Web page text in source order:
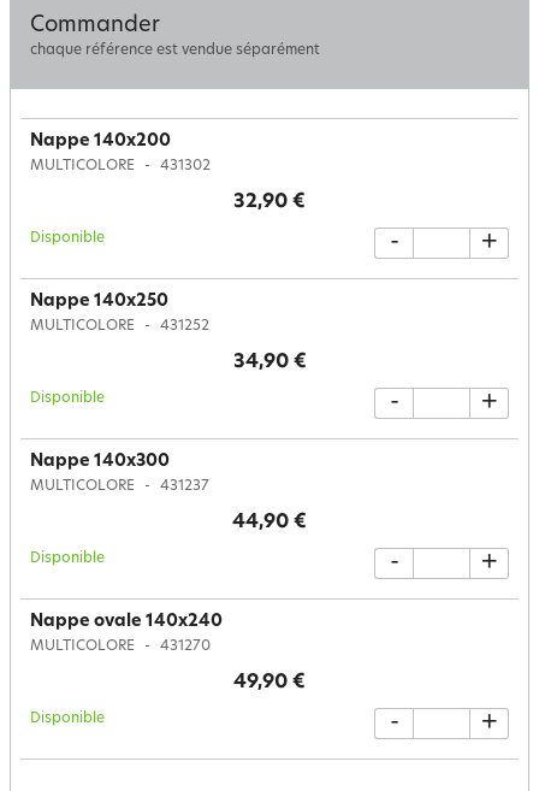
Commander
chaque référence est vendue séparément
Nappe 140x200
MULTICOLORE 431302
32,90 €
Disponible - +
Nappe 140x250
MULTICOLORE 431252
34,90 €
Disponible - +
Nappe 140x300
MULTICOLORE 431237
44,90 €
Disponible - +
Nappe ovale 140x240
MULTICOLORE 431270
49,90 €
Disponible - +